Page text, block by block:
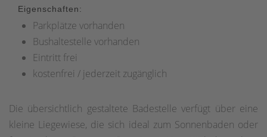
Eigenschaften:
Parkplätze vorhanden
Bushaltestelle vorhanden
Eintritt frei
kostenfrei / jederzeit zugänglich
Die übersichtlich gestaltete Badestelle verfügt über eine
kleine Liegewiese, die sich ideal zum Sonnenbaden oder